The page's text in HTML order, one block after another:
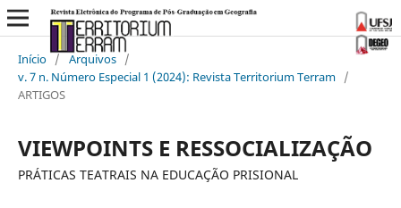
Início / Arquivos /
v. 7 n. Número Especial 1 (2024): Revista Territorium Terram /
ARTIGOS
VIEWPOINTS E RESSOCIALIZAÇÃO
PRÁTICAS TEATRAIS NA EDUCAÇÃO PRISIONAL